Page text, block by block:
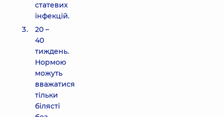
статевих
інфекцій.
20 –
40
тиждень.
Нормою
можуть
вважатися
тільки
білясті